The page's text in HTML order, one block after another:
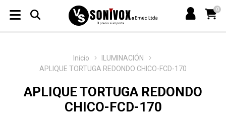
0
Inicio
ILUMINACIÓN
APLIQUE TORTUGA REDONDO CHICO-FCD-170
APLIQUE TORTUGA REDONDO
CHICO-FCD-170